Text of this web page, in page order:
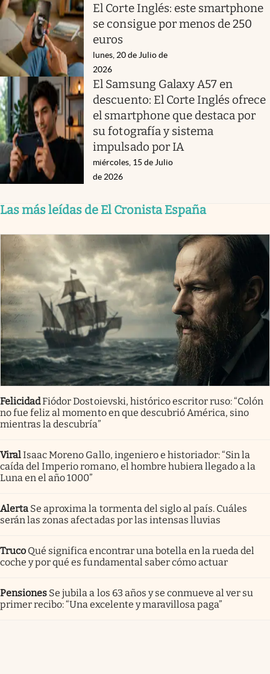
El Corte Inglés: este smartphone
se consigue por menos de 250
euros
lunes, 20 de Julio de
2026
El Samsung Galaxy A57 en
descuento: El Corte Inglés ofrece
el smartphone que destaca por
su fotografía y sistema
impulsado por IA
miércoles, 15 de Julio
de 2026
Las más leídas de El Cronista España
FelicidadFiódor Dostoievski, histórico escritor ruso: “Colón
no fue feliz al momento en que descubrió América, sino
mientras la descubría”
ViralIsaac Moreno Gallo, ingeniero e historiador: “Sin la
caída del Imperio romano, el hombre hubiera llegado a la
Luna en el año 1000”
Alerta Se aproxima la tormenta del siglo al país. Cuáles
serán las zonas afectadas por las intensas lluvias
Truco Qué significa encontrar una botella en la rueda del
coche y por qué es fundamental saber cómo actuar
Pensiones Se jubila a los 63 años y se conmueve al ver su
primer recibo: “Una excelente y maravillosa paga”